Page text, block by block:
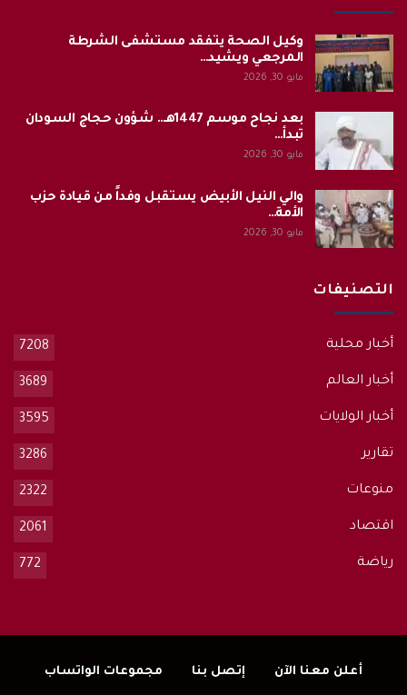
وكيل الصحة يتفقد مستشفى الشرطة
المرجعي ويشيد…
مايو 30, 2026
بعد نجاح موسم 1447هـ.. شؤون حجاج السودان
تبدأ…
مايو 30, 2026
والي النيل الأبيض يستقبل وفداً من قيادة حزب
الأمة…
مايو 30, 2026
التصنيفات
أخبار محلية 7208
أخبار العالم 3689
أخبار الولايات 3595
تقارير 3286
منوعات 2322
اقتصاد 2061
رياضة 772
أعلن معنا الآن إتصل بنا مجموعات الواتساب